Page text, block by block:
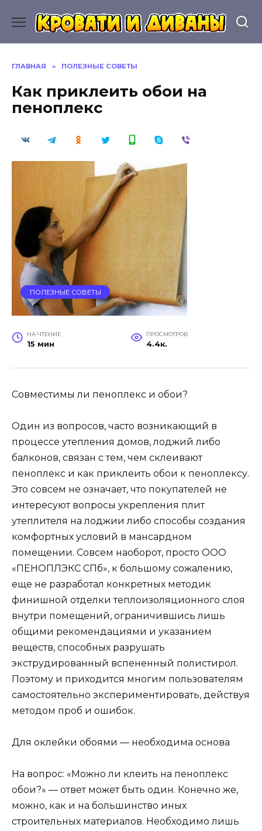
содержанию
ГЛАВНАЯ » ПОЛЕЗНЫЕ СОВЕТЫ
Как приклеить обои на
пеноплекс
ПОЛЕЗНЫЕ СОВЕТЫ
НА ЧТЕНИЕ
15 мин
ПРОСМОТРОВ
4.4к.
Совместимы ли пеноплекс и обои?
Один из вопросов, часто возникающий в
процессе утепления домов, лоджий либо
балконов, связан с тем, чем склеивают
пеноплекс и как приклеить обои к пеноплексу.
Это совсем не означает, что покупателей не
интересуют вопросы укрепления плит
утеплителя на лоджии либо способы создания
комфортных условий в мансардном
помещении. Совсем наоборот, просто ООО
«ПЕНОПЛЭКС СПб», к большому сожалению,
еще не разработал конкретных методик
финишной отделки теплоизоляционного слоя
внутри помещений, ограничившись лишь
общими рекомендациями и указанием
веществ, способных разрушать
экструдированный вспененный полистирол.
Поэтому и приходится многим пользователям
самостоятельно экспериментировать, действуя
методом проб и ошибок.
Для оклейки обоями — необходима основа
На вопрос: «Можно ли клеить на пеноплекс
обои?» — ответ может быть один. Конечно же,
можно, как и на большинство иных
строительных материалов. Необходимо лишь